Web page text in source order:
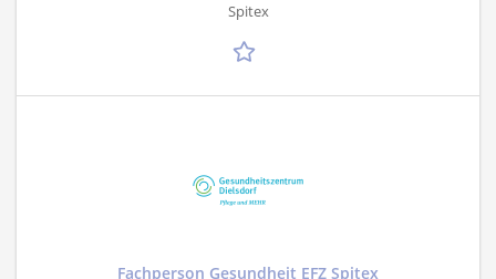
Spitex
Fachperson Gesundheit EFZ Spitex